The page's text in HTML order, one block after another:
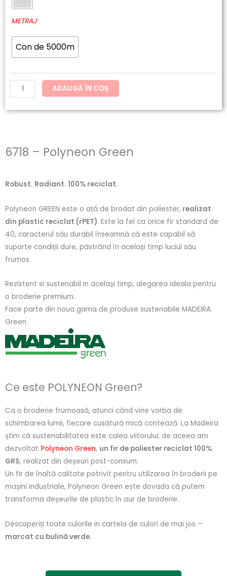
METRAJ
Con de 5000m
Polyneon
Green
ADAUGĂ ÎN COȘ
6718 – Polyneon Green
Robust. Radiant. 100% reciclat.
Polyneon GREEN este o ață de brodat din poliester, realizat
din plastic reciclat (rPET). Este la fel ca orice fir standard de
40, caracterul său durabil înseamnă că este capabil să
suporte condiții dure, păstrând în același timp luciul său
frumos.
Rezistent si sustenabil in același timp, alegarea ideala pentru
o broderie premium.
Face parte din noua gama de produse sustenabile MADEIRA
Green.
Ce este POLYNEON Green?
Ca o broderie frumoasă, atunci când vine vorba de
schimbarea lumii, fiecare cusătură mică contează. La Madeira
știm că sustenabilitatea este calea viitorului; de aceea am
dezvoltat Polyneon Green, un fir de poliester reciclat 100%
GRS, realizat din deșeuri post-consum.
Un fir de înaltă calitate potrivit pentru utilizarea în broderii pe
mașini industriale, Polyneon Green este dovada că putem
transforma deșeurile de plastic în aur de broderie.
Descoperiți toate culorile in cartela de culori de mai jos –
marcat cu bulină verde.